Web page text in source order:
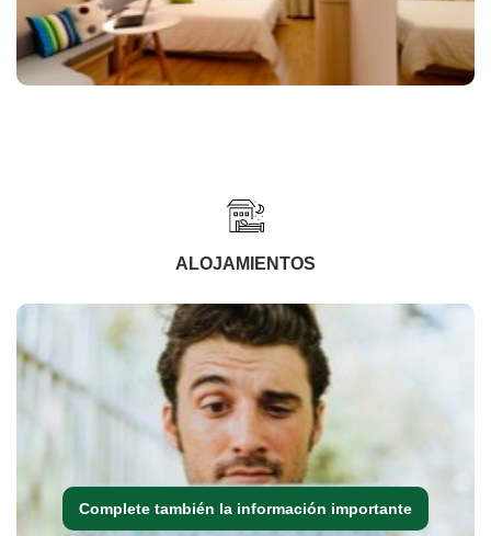
ALOJAMIENTOS
Complete también la información importante